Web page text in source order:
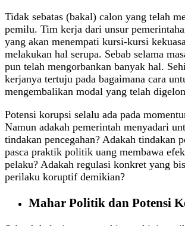
Tidak sebatas (bakal) calon yang telah
pemilu. Tim kerja dari unsur
yang akan menempati kursi-kursi
melakukan hal serupa. Sebab selama
pun telah mengorbankan banyak hal.
kerjanya tertuju pada bagaimana cara
mengembalikan modal yang telah
Potensi korupsi selalu ada pada
Namun adakah pemerintah menyadari
tindakan pencegahan? Adakah tindakan
pasca praktik politik uang membawa
pelaku? Adakah regulasi konkret yang
perilaku koruptif demikian?
Mahar Politik dan Potensi